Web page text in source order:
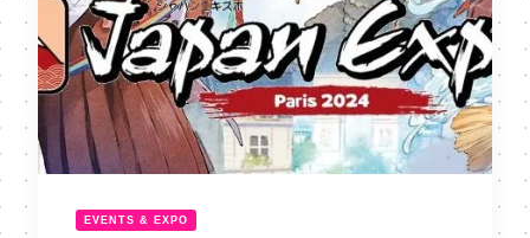
EVENTS & EXPO